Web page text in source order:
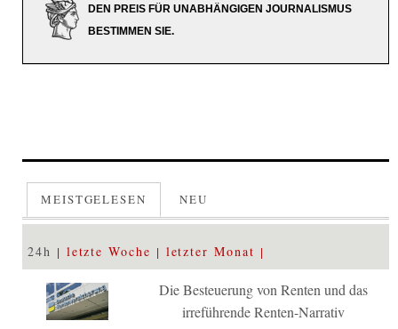
DEN PREIS FÜR UNABHÄNGIGEN JOURNALISMUS
BESTIMMEN SIE.
MEISTGELESEN NEU
24h letzte Woche letzter Monat
Die Besteuerung von Renten und das
irreführende Renten-Narrativ